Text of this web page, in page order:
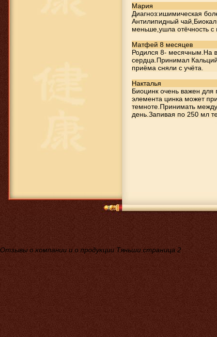
5 900 руб.
Расческа Тяньши
(массажер
электростимулятор)
Мария
Диагноз:ишимическая
Антилипидный
меньше,ушла отёчность с
Матфей 8 месяцев
Родился 8- месячным.На
сердца.Принимал
приёма сняли с учёта.
Накталья
Биоцинк очень важен для
элемента цинка может
темноте.Принимать
день.Запивая по 250 мл
Отзывы о компании и о продукции Тяньши страница 2